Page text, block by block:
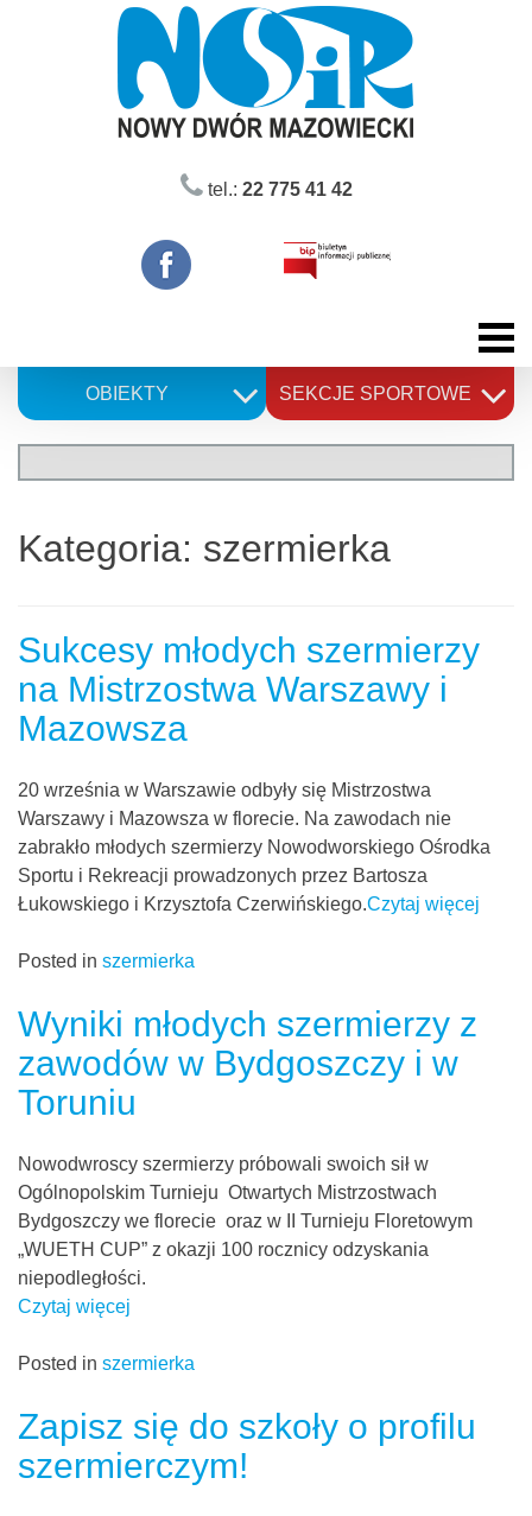
tel.: 22 775 41 42
OBIEKTY SEKCJE SPORTOWE
Kategoria: szermierka
Sukcesy młodych szermierzy
na Mistrzostwa Warszawy i
Mazowsza
20 września w Warszawie odbyły się Mistrzostwa
Warszawy i Mazowsza w florecie. Na zawodach nie
zabrakło młodych szermierzy Nowodworskiego Ośrodka
Sportu i Rekreacji prowadzonych przez Bartosza
Łukowskiego i Krzysztofa Czerwińskiego.Czytaj więcej
Posted in szermierka
Wyniki młodych szermierzy z
zawodów w Bydgoszczy i w
Toruniu
Nowodwroscy szermierzy próbowali swoich sił w
Ogólnopolskim Turnieju Otwartych Mistrzostwach
Bydgoszczy we florecie oraz w II Turnieju Floretowym
„WUETH CUP” z okazji 100 rocznicy odzyskania
niepodległości.
Czytaj więcej
Posted in szermierka
Zapisz się do szkoły o profilu
szermierczym!